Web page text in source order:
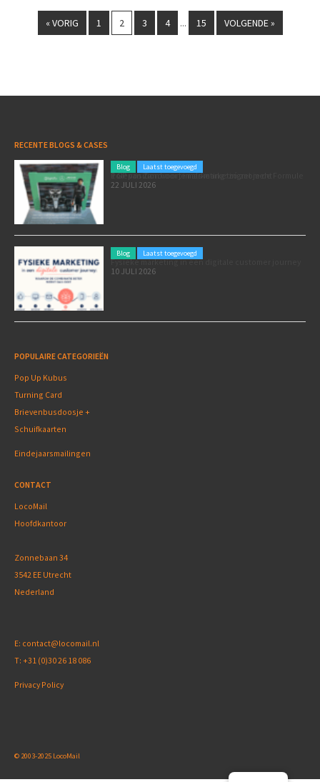
« VORIG 1 2 3 4 ... 15 VOLGENDE »
RECENTE BLOGS & CASES
Blog Laatst toegevoegd
Poleposition voor je marketing: zó zet je de Formule 1 GP van Zandvoort in als marketingmoment
22 JULI 2026
Blog Laatst toegevoegd
Fysieke marketing in een digitale customer journey
10 JULI 2026
POPULAIRE CATEGORIEËN
Pop Up Kubus
Turning Card
Brievenbusdoosje +
Schuifkaarten
Eindejaarsmailingen
CONTACT
LocoMail
Hoofdkantoor
Zonnebaan 34
3542 EE Utrecht
Nederland
E: contact@locomail.nl
T: +31 (0)30 26 18 086
Privacy Policy
© 2003-2025 LocoMail